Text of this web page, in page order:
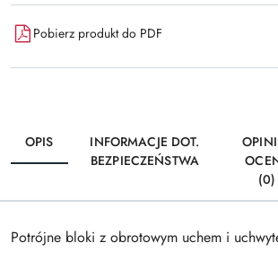
Pobierz produkt do PDF
OPIS
INFORMACJE DOT.
BEZPIECZEŃSTWA
(0)
Potrójne bloki z obrotowym uchem i